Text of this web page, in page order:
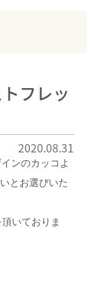
フレッ
2020.08.31
ンのカッコよ
とお選びいた
いておりま